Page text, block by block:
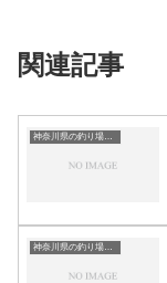
関連記事
神奈川県の釣り場一覧
神奈川県の釣り場一覧